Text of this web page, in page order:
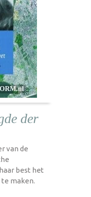
der
van de
best het
te maken.